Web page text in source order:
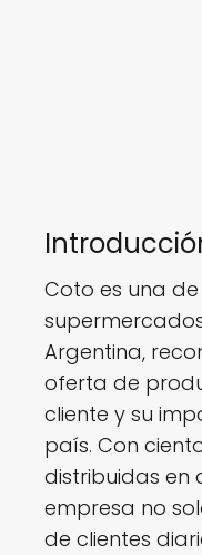
Coto es una
Argentina,
oferta de
cliente y su
país. Con
distribuidas en
empresa no
de clientes